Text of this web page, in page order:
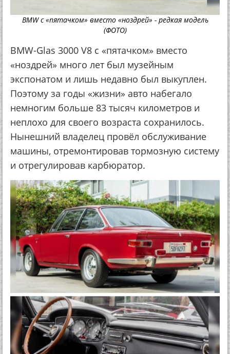
BMW с «пятачком» вместо «ноздрей» - редкая модель
(ФОТО)
BMW-Glas 3000 V8 с «пятачком» вместо
«ноздрей» много лет был музейным
экспонатом и лишь недавно был выкуплен.
Поэтому за годы «жизни» авто набегало
немногим больше 83 тысяч километров и
неплохо для своего возраста сохранилось.
Нынешний владелец провёл обслуживание
машины, отремонтировав тормозную систему
и отрегулировав карбюратор.